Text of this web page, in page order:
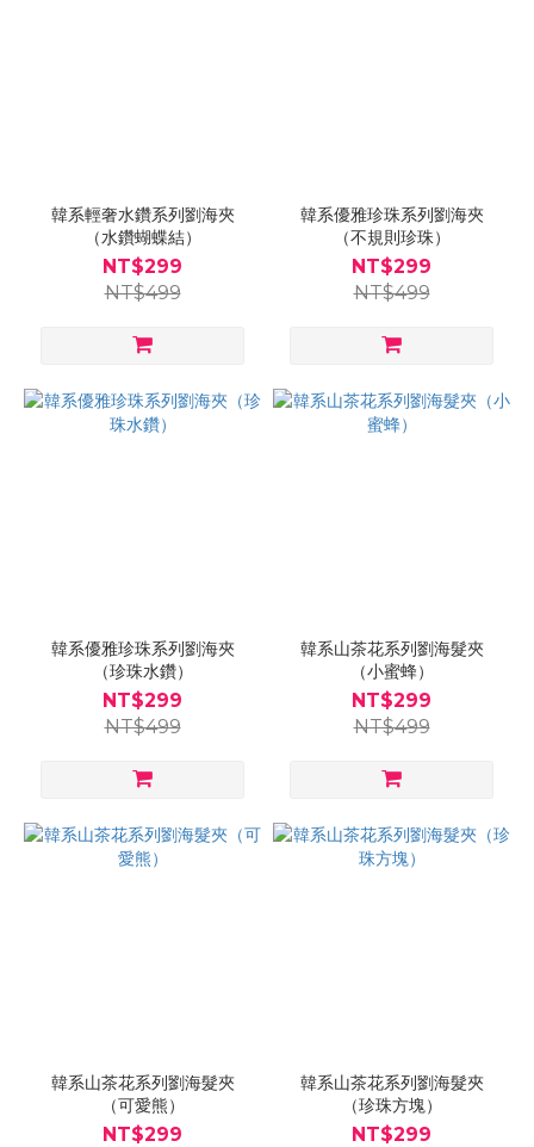
韓系輕奢水鑽系列劉海夾
（水鑽蝴蝶結）
NT$299
NT$499
韓系優雅珍珠系列劉海夾
（不規則珍珠）
NT$299
NT$499
韓系優雅珍珠系列劉海夾
（珍珠水鑽）
NT$299
NT$499
韓系山茶花系列劉海髮夾
（小蜜蜂）
NT$299
NT$499
韓系山茶花系列劉海髮夾
（可愛熊）
NT$299
韓系山茶花系列劉海髮夾
（珍珠方塊）
NT$299